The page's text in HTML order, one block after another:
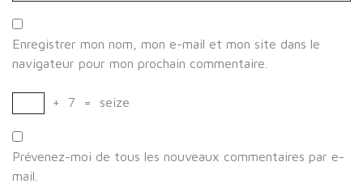
Enregistrer mon nom, mon e-mail et mon site dans le
navigateur pour mon prochain commentaire.
+ 7 = seize
Prévenez-moi de tous les nouveaux commentaires par e-
mail.